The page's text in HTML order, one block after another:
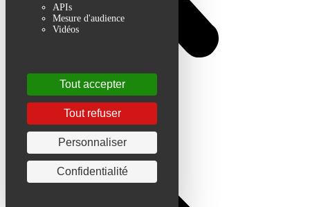
APIs
Mesure d'audience
Vidéos
Tout accepter
Tout refuser
Personnaliser
Confidentialité